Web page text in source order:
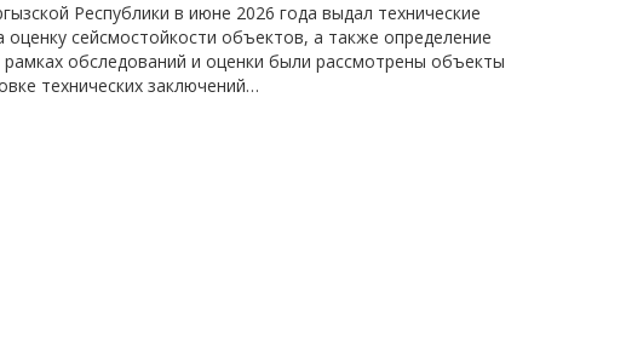
Республики в июне 2026 года выдал технические
сейсмостойкости объектов, а также определение
обследований и оценки были рассмотрены объекты
технических заключений…